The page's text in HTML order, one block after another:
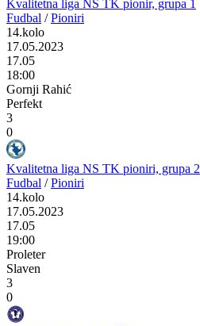
Kvalitetna liga NS TK pionir, grupa 1
Fudbal / Pioniri
14.kolo
17.05.2023
17.05
18:00
Gornji Rahić
Perfekt
3
0
Kvalitetna liga NS TK pioniri, grupa 2
Fudbal / Pioniri
14.kolo
17.05.2023
17.05
19:00
Proleter
Slaven
3
0